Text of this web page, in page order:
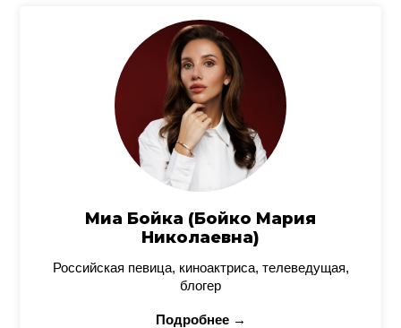
Миа Бойка (Бойко Мария
Николаевна)
Российская певица, киноактриса, телеведущая,
блогер
Подробнее →